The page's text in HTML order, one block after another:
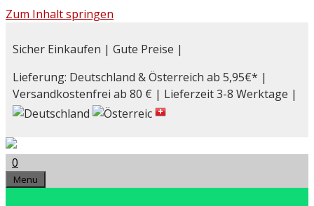
Zum Inhalt springen
Sicher Einkaufen | Gute Preise |
Lieferung: Deutschland & Österreich ab 5,95€* |
Versandkostenfrei ab 80 € | Lieferzeit 3-8 Werktage |
0
Menu